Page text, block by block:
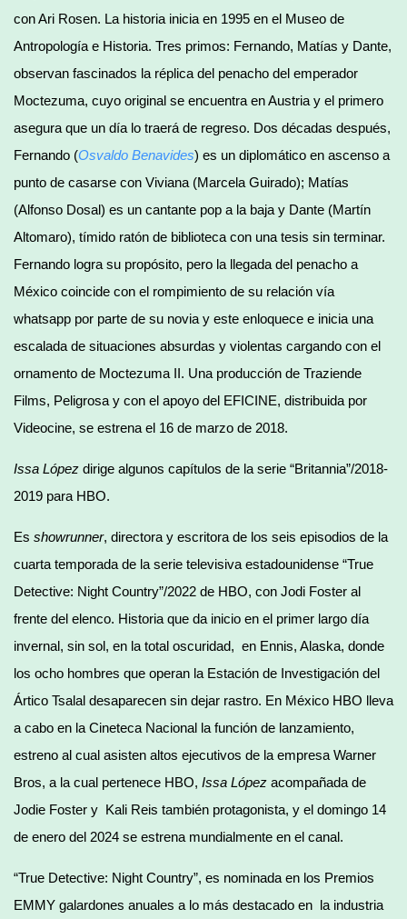
con Ari Rosen. La historia inicia en 1995 en el Museo de
Antropología e Historia. Tres primos: Fernando, Matías y Dante,
observan fascinados la réplica del penacho del emperador
Moctezuma, cuyo original se encuentra en Austria y el primero
asegura que un día lo traerá de regreso. Dos décadas después,
Fernando (Osvaldo Benavides) es un diplomático en ascenso a
punto de casarse con Viviana (Marcela Guirado); Matías
(Alfonso Dosal) es un cantante pop a la baja y Dante (Martín
Altomaro), tímido ratón de biblioteca con una tesis sin terminar.
Fernando logra su propósito, pero la llegada del penacho a
México coincide con el rompimiento de su relación vía
whatsapp por parte de su novia y este enloquece e inicia una
escalada de situaciones absurdas y violentas cargando con el
ornamento de Moctezuma II. Una producción de Traziende
Films, Peligrosa y con el apoyo del EFICINE, distribuida por
Videocine, se estrena el 16 de marzo de 2018.
Issa López dirige algunos capítulos de la serie “Britannia”/2018-
2019 para HBO.
Es showrunner, directora y escritora de los seis episodios de la
cuarta temporada de la serie televisiva estadounidense “True
Detective: Night Country”/2022 de HBO, con Jodi Foster al
frente del elenco. Historia que da inicio en el primer largo día
invernal, sin sol, en la total oscuridad, en Ennis, Alaska, donde
los ocho hombres que operan la Estación de Investigación del
Ártico Tsalal desaparecen sin dejar rastro. En México HBO lleva
a cabo en la Cineteca Nacional la función de lanzamiento,
estreno al cual asisten altos ejecutivos de la empresa Warner
Bros, a la cual pertenece HBO, Issa López acompañada de
Jodie Foster y Kali Reis también protagonista, y el domingo 14
de enero del 2024 se estrena mundialmente en el canal.
“True Detective: Night Country”, es nominada en los Premios
EMMY galardones anuales a lo más destacado en la industria